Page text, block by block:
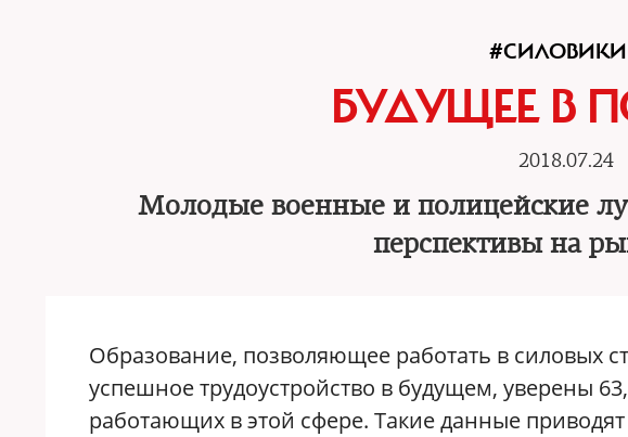
#СИЛОВИКИ
БУДУЩЕЕ В
2018.07.24
Молодые военные и полицейские
перспективы на
Образование, позволяющее работать в силовых
успешное трудоустройство в будущем, уверены
работающих в этой сфере. Такие данные